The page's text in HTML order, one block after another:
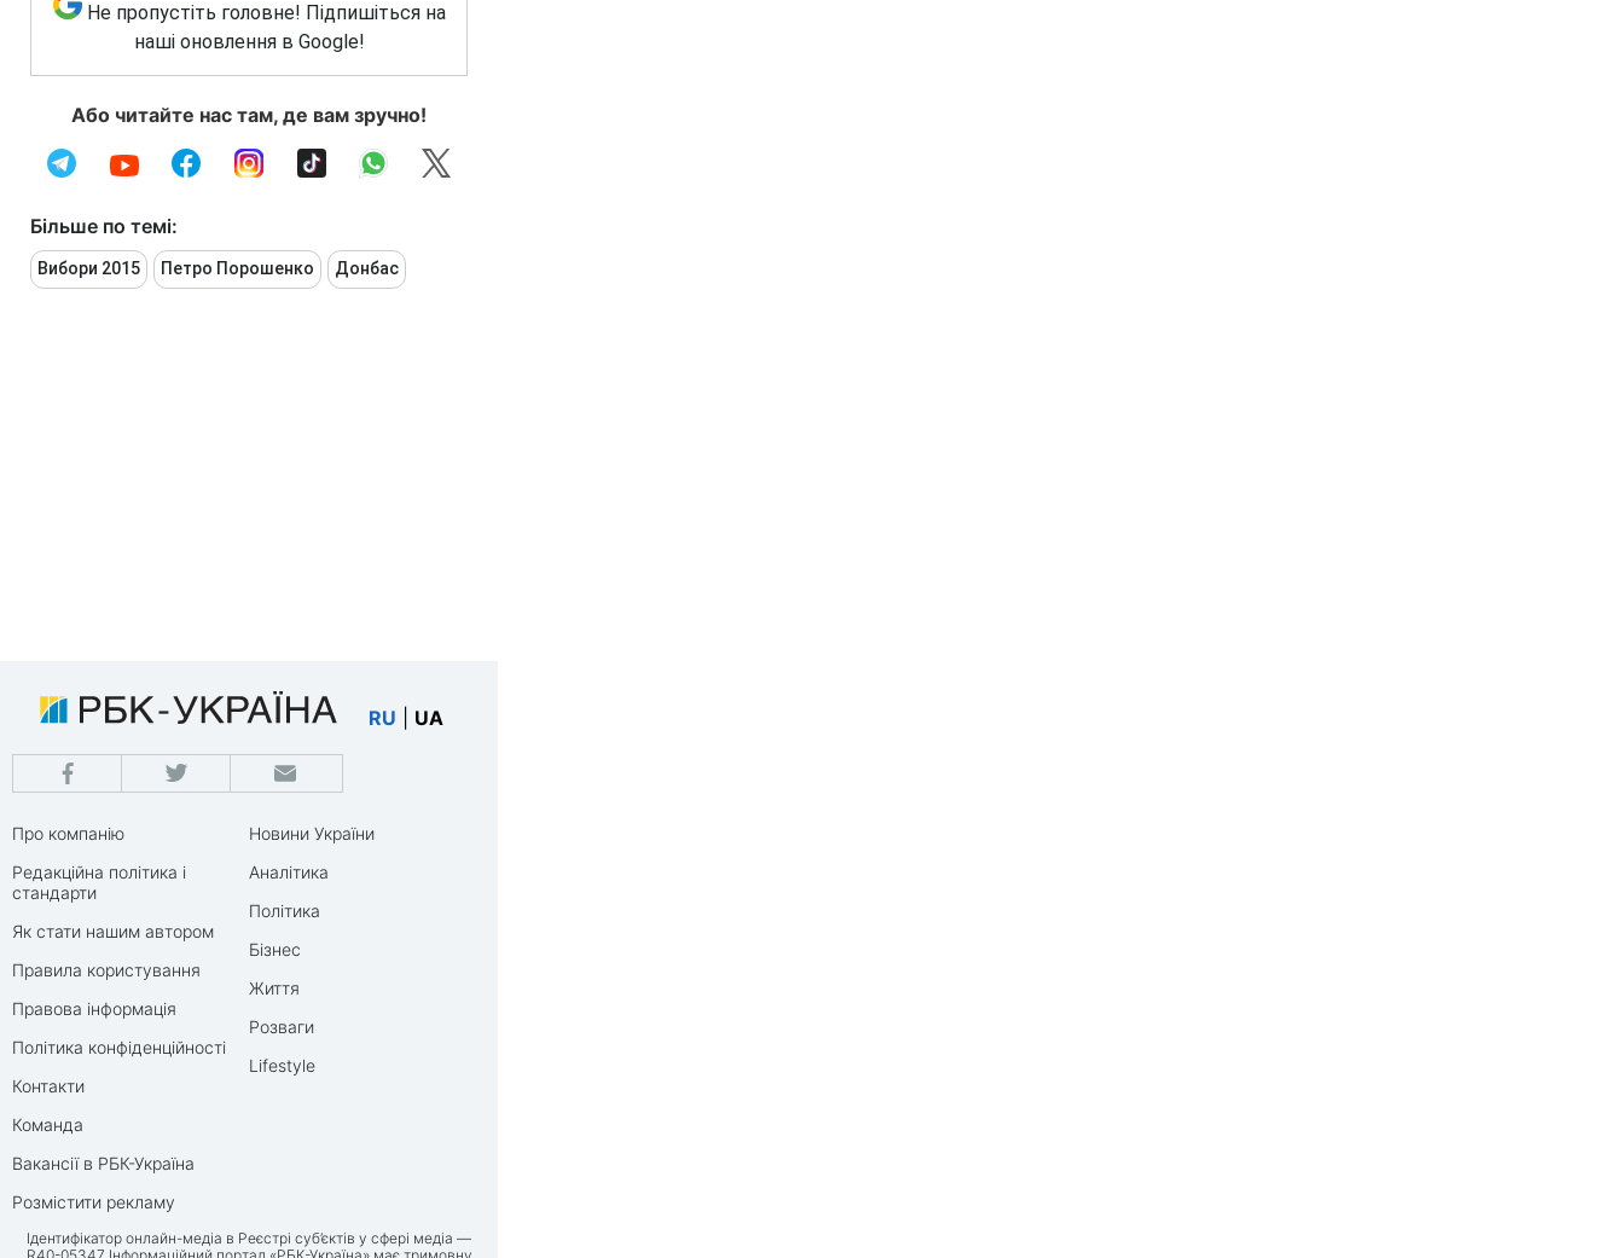
Не пропустіть головне! Підпишіться на
наші оновлення в Google!
Або читайте нас там, де вам зручно!
Більше по темі:
Вибори 2015 Петро Порошенко Донбас
RU UA
Про компанію
Редакційна політика і
стандарти
Як стати нашим автором
Правила користування
Правова інформація
Політика конфіденційності
Контакти
Команда
Вакансії в РБК-Україна
Розмістити рекламу
Новини України
Аналітика
Політика
Бізнес
Життя
Розваги
Lifestyle
Ідентифікатор онлайн-медіа в Реєстрі суб’єктів у сфері медіа —